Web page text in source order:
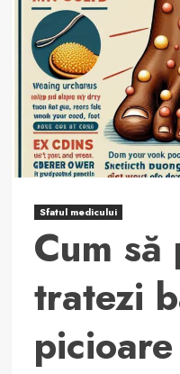
Sfatul medicului
Cum
tratezi
picioare